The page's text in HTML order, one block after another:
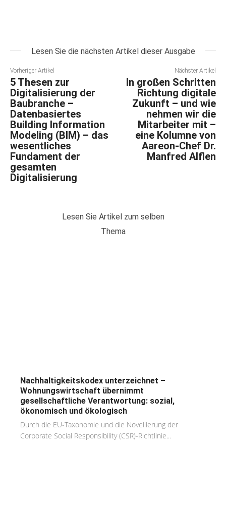
Lesen Sie die nächsten Artikel dieser Ausgabe
Vorheriger Artikel
5 Thesen zur
Digitalisierung der
Baubranche –
Datenbasiertes
Building Information
Modeling (BIM) – das
wesentliches
Fundament der
gesamten
Digitalisierung
Nächster Artikel
In großen Schritten
Richtung digitale
Zukunft – und wie
nehmen wir die
Mitarbeiter mit –
eine Kolumne von
Aareon-Chef Dr.
Manfred Alflen
Lesen Sie Artikel zum selben
Thema
Nachhaltigkeitskodex unterzeichnet –
Wohnungswirtschaft übernimmt
gesellschaftliche Verantwortung: sozial,
ökonomisch und ökologisch
Durch die EU-Taxonomie und die Novellierung der
Corporate Social Responsibility (CSR)-Richtlinie...